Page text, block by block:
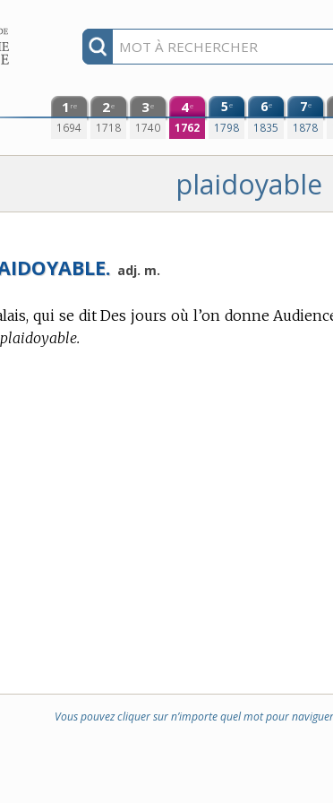
1 re
1694
2e
1718
3e
1740
4e
1762
5e
1798
6e
1835
7e
1878
plaidoyable
adj. m.
qui se dit Des jours où l’on donne
Vous pouvez cliquer sur n’importe quel mot pour